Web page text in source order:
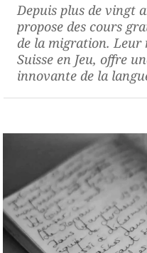
Depuis plus de vingt
propose des cours
de la migration. Leur
Suisse en Jeu, offre
innovante de la